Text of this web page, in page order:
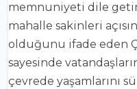
memnuniyeti dile
mahalle sakinleri
olduğunu ifade eden
sayesinde
çevrede yaşamlarını